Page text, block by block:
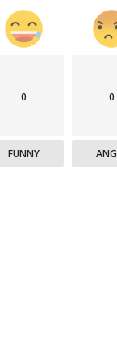
0
FUNNY
0